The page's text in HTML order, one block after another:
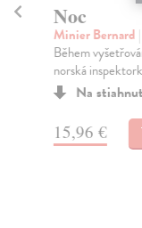
Noc
Minier Bernard
Během
norská
Na
15,96 €